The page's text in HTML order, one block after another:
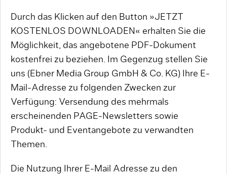
Durch das Klicken auf den Button »JETZT
KOSTENLOS DOWNLOADEN« erhalten Sie die
Möglichkeit, das angebotene PDF-Dokument
kostenfrei zu beziehen. Im Gegenzug stellen Sie
uns (Ebner Media Group GmbH & Co. KG) Ihre E-
Mail-Adresse zu folgenden Zwecken zur
Verfügung: Versendung des mehrmals
erscheinenden PAGE-Newsletters sowie
Produkt- und Eventangebote zu verwandten
Themen.
Die Nutzung Ihrer E-Mail Adresse zu den